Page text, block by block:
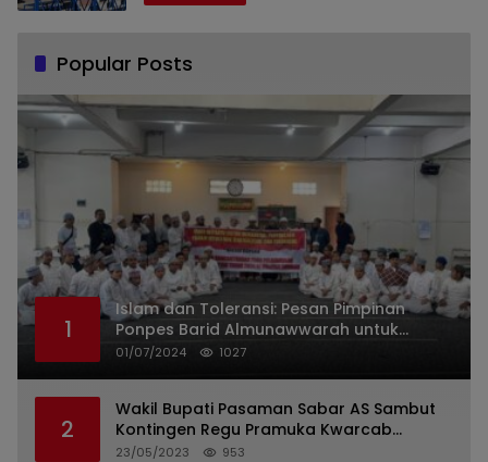
Popular Posts
1
Islam dan Toleransi: Pesan Pimpinan
Ponpes Barid Almunawwarah untuk
Indonesia
01/07/2024 1027
2
Wakil Bupati Pasaman Sabar AS Sambut
Kontingen Regu Pramuka Kwarcab
Pasaman
23/05/2023 953